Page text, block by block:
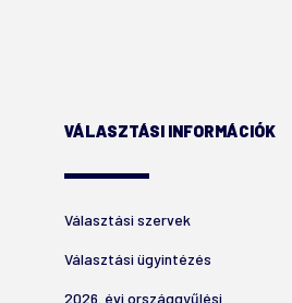
VÁLASZTÁSI INFORMÁCIÓK
Választási szervek
Választási ügyintézés
2026. évi országgyűlési